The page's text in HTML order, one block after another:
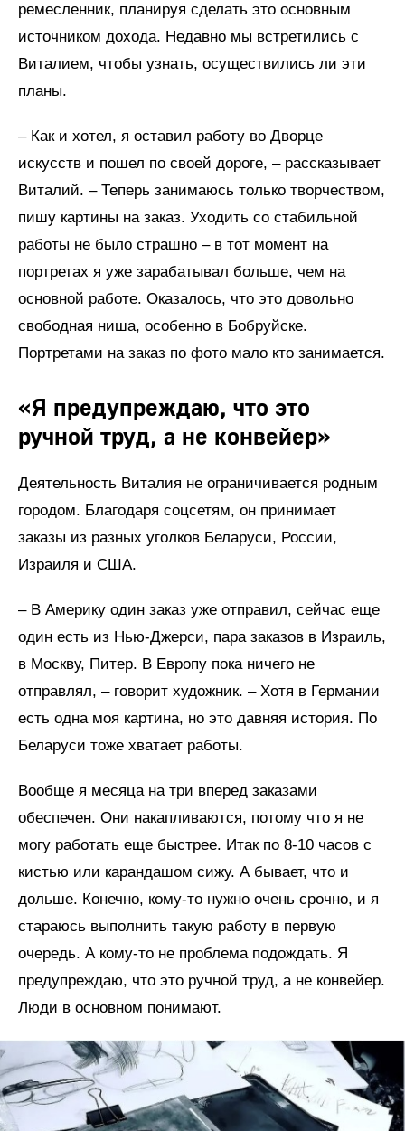
ремесленник, планируя сделать это основным
источником дохода. Недавно мы встретились с
Виталием, чтобы узнать, осуществились ли эти
планы.
– Как и хотел, я оставил работу во Дворце
искусств и пошел по своей дороге, – рассказывает
Виталий. – Теперь занимаюсь только творчеством,
пишу картины на заказ. Уходить со стабильной
работы не было страшно – в тот момент на
портретах я уже зарабатывал больше, чем на
основной работе. Оказалось, что это довольно
свободная ниша, особенно в Бобруйске.
Портретами на заказ по фото мало кто занимается.
«Я предупреждаю, что это
ручной труд, а не конвейер»
Деятельность Виталия не ограничивается родным
городом. Благодаря соцсетям, он принимает
заказы из разных уголков Беларуси, России,
Израиля и США.
– В Америку один заказ уже отправил, сейчас еще
один есть из Нью-Джерси, пара заказов в Израиль,
в Москву, Питер. В Европу пока ничего не
отправлял, – говорит художник. – Хотя в Германии
есть одна моя картина, но это давняя история. По
Беларуси тоже хватает работы.
Вообще я месяца на три вперед заказами
обеспечен. Они накапливаются, потому что я не
могу работать еще быстрее. Итак по 8-10 часов с
кистью или карандашом сижу. А бывает, что и
дольше. Конечно, кому-то нужно очень срочно, и я
стараюсь выполнить такую работу в первую
очередь. А кому-то не проблема подождать. Я
предупреждаю, что это ручной труд, а не конвейер.
Люди в основном понимают.